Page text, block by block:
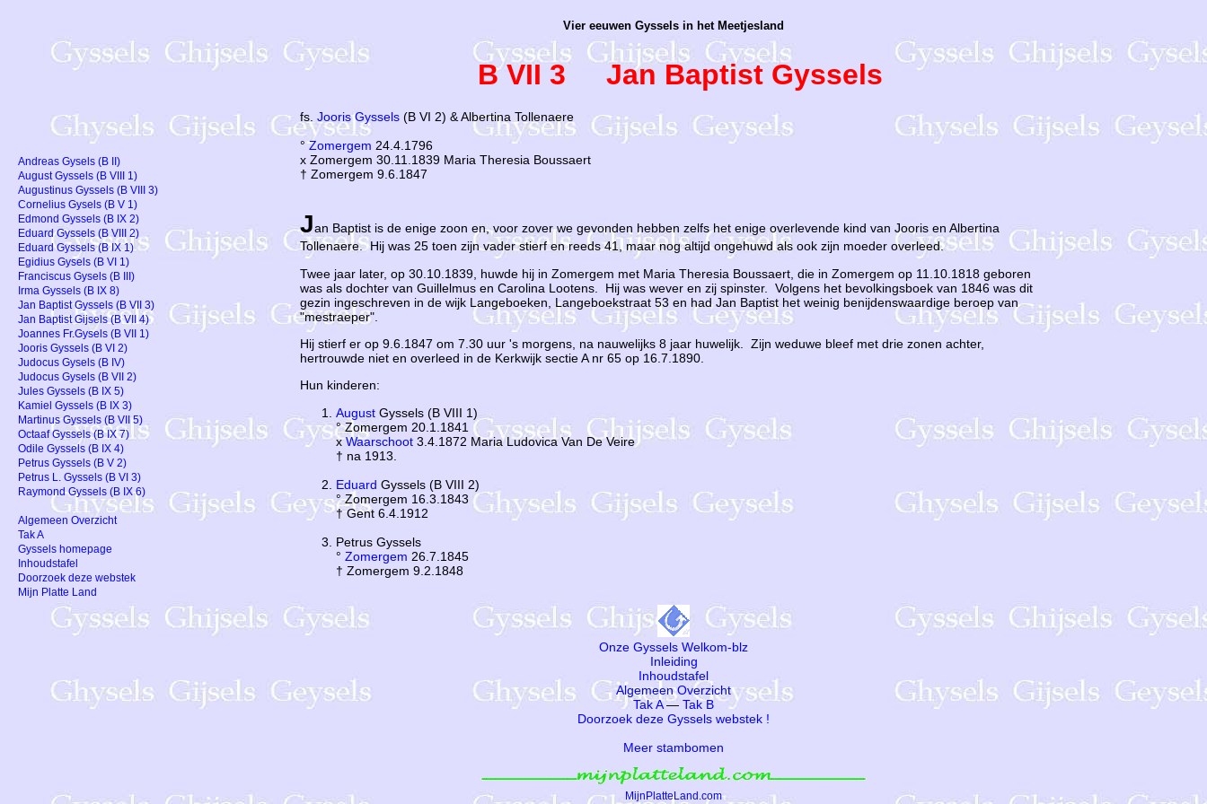
Vier eeuwen Gyssels in het Meetjesland
B VII 3 Jan Baptist Gyssels
fs.Jooris Gyssels (B VI 2) & Albertina Tollenaere
°Zomergem 24.4.1796
x Zomergem 30.11.1839 Maria Theresia Boussaert
† Zomergem 9.6.1847
Jan Baptist is de enige zoon en, voor zover we gevonden hebben zelfs het enige overlevende kind van Jooris en Albertina
Tollenaere. Hij was 25 toen zijn vader stierf en reeds 41, maar nog altijd ongehuwd als ook zijn moeder overleed.
Twee jaar later, op 30.10.1839, huwde hij in Zomergem met Maria Theresia Boussaert, die in Zomergem op 11.10.1818 geboren
was als dochter van Guillelmus en Carolina Lootens. Hij was wever en zij spinster. Volgens het bevolkingsboek van 1846 was dit
gezin ingeschreven in de wijk Langeboeken, Langeboekstraat 53 en had Jan Baptist het weinig benijdenswaardige beroep van
"mestraeper".
Hij stierf er op 9.6.1847 om 7.30 uur 's morgens, na nauwelijks 8 jaar huwelijk. Zijn weduwe bleef met drie zonen achter,
hertrouwde niet en overleed in de Kerkwijk sectie A nr 65 op 16.7.1890.
Hun kinderen:
August Gyssels (B VIII 1)
° Zomergem 20.1.1841
xWaarschoot 3.4.1872 Maria Ludovica Van De Veire
† na 1913.
Eduard Gyssels (B VIII 2)
° Zomergem 16.3.1843
† Gent 6.4.1912
Petrus Gyssels
°Zomergem 26.7.1845
† Zomergem 9.2.1848
Onze Gyssels Welkom-blz
Inleiding
Inhoudstafel
Algemeen Overzicht
Tak A—Tak B
Doorzoek deze Gyssels webstek !
Meer stambomen
MijnPlatteLand.com
Andreas Gysels (B II)
August Gyssels (B VIII 1)
Augustinus Gyssels (B VIII 3)
Cornelius Gysels (B V 1)
Edmond Gyssels (B IX 2)
Eduard Gyssels (B VIII 2)
Eduard Gyssels (B IX 1)
Egidius Gysels (B VI 1)
Franciscus Gysels (B III)
Irma Gyssels (B IX 8)
Jan Baptist Gyssels (B VII 3)
Jan Baptist Gijsels (B VII 4)
Joannes Fr.Gysels (B VII 1)
Jooris Gyssels (B VI 2)
Judocus Gysels (B IV)
Judocus Gysels (B VII 2)
Jules Gyssels (B IX 5)
Kamiel Gyssels (B IX 3)
Martinus Gyssels (B VII 5)
Octaaf Gyssels (B IX 7)
Odile Gyssels (B IX 4)
Petrus Gyssels (B V 2)
Petrus L. Gyssels (B VI 3)
Raymond Gyssels (B IX 6)
Algemeen Overzicht
Tak A
Gyssels homepage
Inhoudstafel
Doorzoek deze webstek
Mijn Platte Land